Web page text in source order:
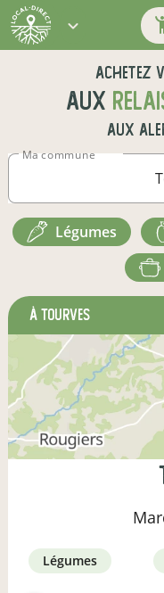
Achetez
aux
aux
Ma commune
légumes
à Tourves
légumes